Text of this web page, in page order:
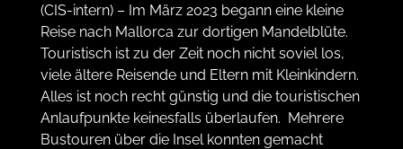
(CIS-intern) – Im März 2023 begann eine kleine
Reise nach Mallorca zur dortigen Mandelblüte.
Touristisch ist zu der Zeit noch nicht soviel los,
viele ältere Reisende und Eltern mit Kleinkindern.
Alles ist noch recht günstig und die touristischen
Anlaufpunkte keinesfalls überlaufen. Mehrere
Bustouren über die Insel konnten gemacht